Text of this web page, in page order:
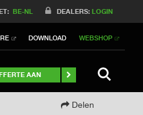
BE-NL DEALERS: LOGIN
DOWNLOAD WEBSHOP
AAN
Delen